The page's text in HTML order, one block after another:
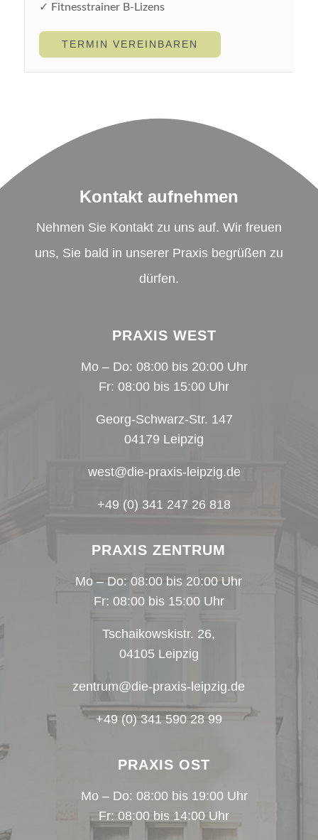
✓ Fitnesstrainer B-Lizens
TERMIN VEREINBAREN
Kontakt aufnehmen
Nehmen Sie Kontakt zu uns auf. Wir freuen
uns, Sie bald in unserer Praxis begrüßen zu
dürfen.
PRAXIS WEST
Mo – Do: 08:00 bis 20:00 Uhr
Fr: 08:00 bis 15:00 Uhr
Georg-Schwarz-Str. 147
04179 Leipzig
west@die-praxis-leipzig.de
+49 (0) 341 247 26 818
PRAXIS ZENTRUM
Mo – Do: 08:00 bis 20:00 Uhr
Fr: 08:00 bis 15:00 Uhr
Tschaikowskistr. 26,
04105 Leipzig
zentrum@die-praxis-leipzig.de
+49 (0) 341 590 28 99
PRAXIS OST
Mo – Do: 08:00 bis 19:00 Uhr
Fr: 08:00 bis 14:00 Uhr